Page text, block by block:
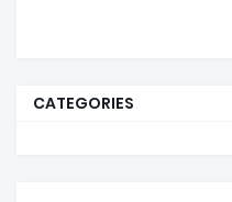
CATEGORIES